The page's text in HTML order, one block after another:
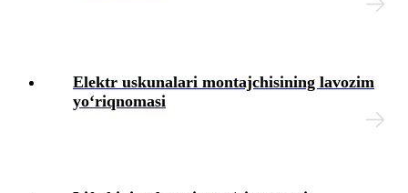
Elektr uskunalari montajchisining lavozim
yoʻriqnomasi